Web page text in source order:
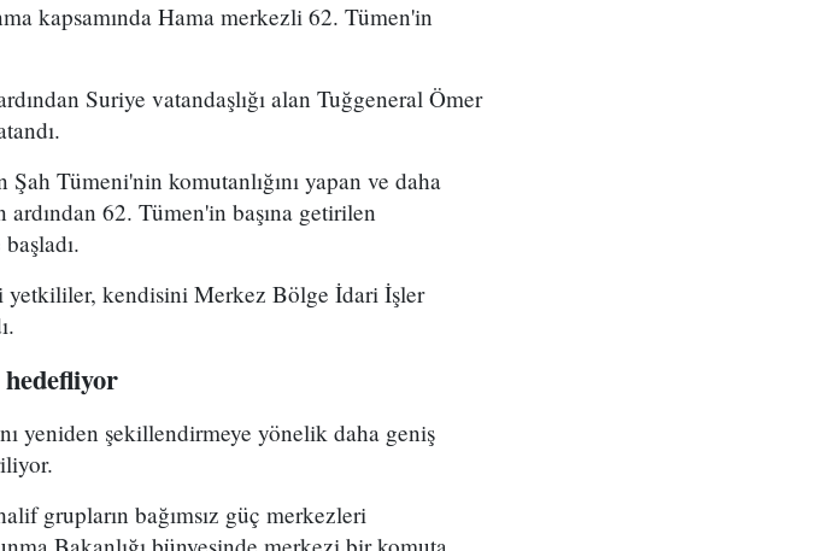
kapsamında Hama merkezli 62. Tümen'in
Suriye vatandaşlığı alan Tuğgeneral Ömer
Tümeni'nin komutanlığını yapan ve daha
ardından 62. Tümen'in başına getirilen
yetkililer, kendisini Merkez Bölge İdari İşler
yeniden şekillendirmeye yönelik daha geniş
grupların bağımsız güç merkezleri